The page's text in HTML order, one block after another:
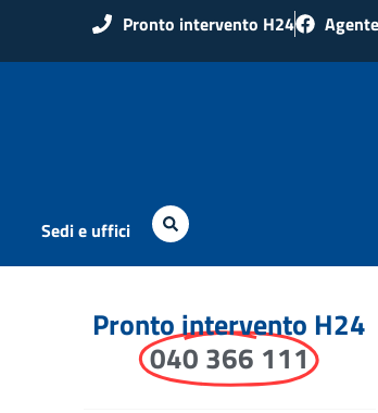
Pronto intervento H24
Sedi e uffici
Pronto intervento H24
040 366 111